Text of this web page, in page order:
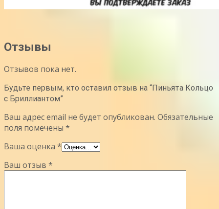
Отзывы
Отзывов пока нет.
Будьте первым, кто оставил отзыв на “Пиньята Кольцо
с Бриллиантом”
Ваш адрес email не будет опубликован. Обязательные
поля помечены *
Ваша оценка *
Ваш отзыв *